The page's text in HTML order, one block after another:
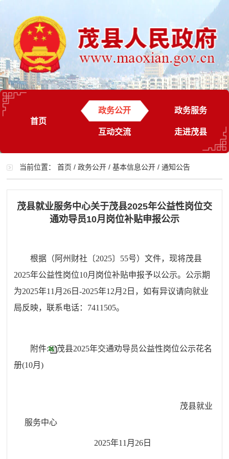
首页
政务公开 政务服务
互动交流 走进茂县
当前位置：首页 /政务公开 /基本信息公开 /通知公告
茂县就业服务中心关于茂县2025年公益性岗位交
通劝导员10月岗位补贴申报公示
根据 （ 阿州 财社 〔2025〕 55号）文件，现将茂县
2025年公益性岗位10月岗位补贴申报予以公示。公示期
为2025年11 月 26 日-2025年12月 2 日，如有异议请向就业
局反映，联系电话： 7411505。
附件:
茂县2025年交通劝导员公益性岗位公示花名
册(10月)
茂县就业
服务中心
2025年11 月 26日